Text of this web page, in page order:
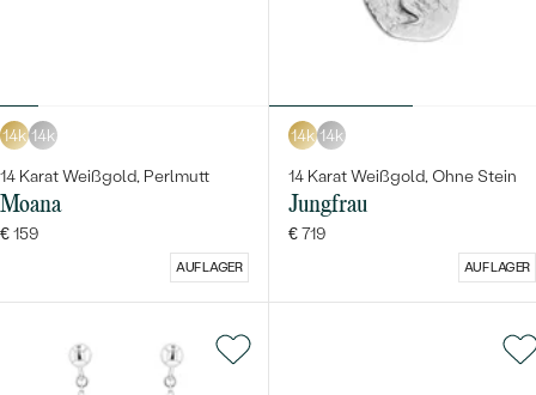
14k 14k
14 Karat Weißgold, Perlmutt
Moana
€ 159
AUF LAGER
14k 14k
14 Karat Weißgold, Ohne Stein
Jungfrau
€ 719
AUF LAGER